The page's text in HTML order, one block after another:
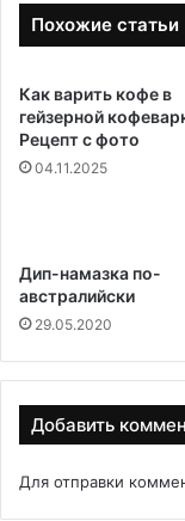
Похожие статьи
Как варить кофе в
гейзерной
Рецепт с фото
04.11.2025
Дип-намазка по-
австралийски
29.05.2020
Добавить
Для отправки